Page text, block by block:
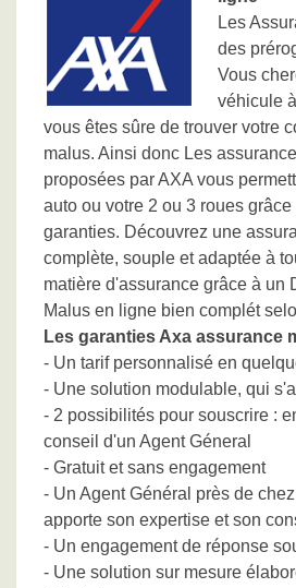
Les
des
Vous
véhicule
vous êtes sûre de trouver votre
malus. Ainsi donc Les
proposées par AXA vous
auto ou votre 2 ou 3 roues
garanties. Découvrez une
complète, souple et adaptée à
matière d'assurance grâce à un
Malus en ligne bien complét
Les garanties Axa assurance
- Un tarif personnalisé en
- Une solution modulable, qui
- 2 possibilités pour souscrire :
conseil d'un Agent Géneral
- Gratuit et sans engagement
- Un Agent Général près de
apporte son expertise et son
- Un engagement de réponse
- Une solution sur mesure